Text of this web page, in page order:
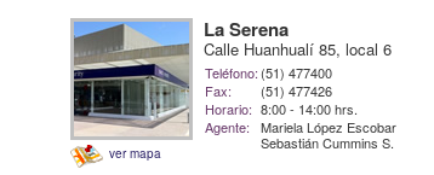
ver mapa
La Serena
Calle Huanhualí 85, local 6
Teléfono: (51) 477400
Fax:
(51) 477426
Horario: 8:00 - 14:00 hrs.
Agente:
Mariela López Escobar
Sebastián Cummins S.